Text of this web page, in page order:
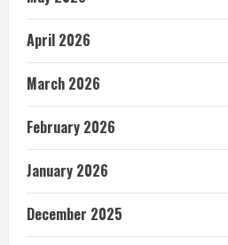
April 2026
March 2026
February 2026
January 2026
December 2025